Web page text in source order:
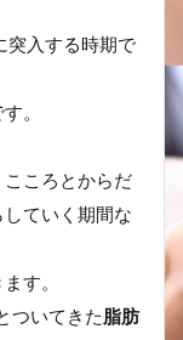
突入する時期で
。
ころとからだ
ていく期間な
す。
ついてきた 脂肪